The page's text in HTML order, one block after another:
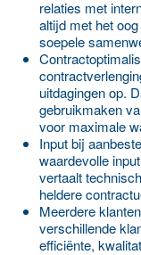
relaties met
altijd met het
soepele
uitdagingen op.
gebruikmaken
voor maximale
Input bij
waardevolle
vertaalt
heldere
Meerdere
verschillende
efficiënte,